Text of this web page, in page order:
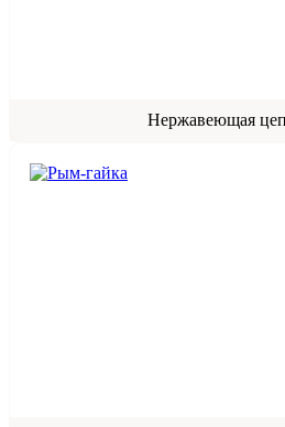
Нержавеющая